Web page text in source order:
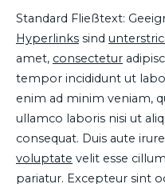
Standard Fließtext:
Hyperlinks sind
amet, consectetur
tempor incididunt ut
enim ad minim veniam,
ullamco laboris nisi ut
consequat. Duis aute
voluptate velit esse
pariatur. Excepteur sint